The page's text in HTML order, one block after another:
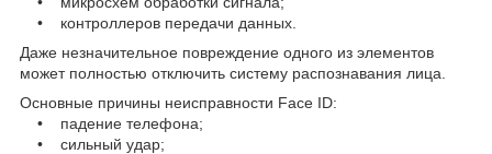
• контроллеров передачи данных.
Даже незначительное повреждение одного из элементов
может полностью отключить систему распознавания лица.
Основные причины неисправности Face ID:
• падение телефона;
• сильный удар;